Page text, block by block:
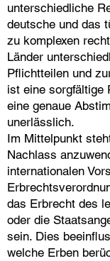
unterschiedliche
deutsche und das
zu komplexen
Länder
Pflichtteilen und
ist eine sorgfältige
eine genaue
unerlässlich.
Im Mittelpunkt
Nachlass
internationalen
das Erbrecht des
oder die
sein. Dies
welche Erben